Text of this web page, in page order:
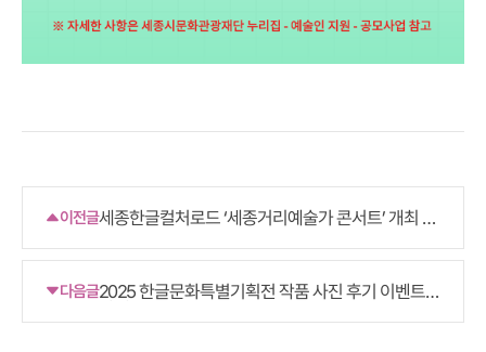
이전글세종한글컬처로드 ‘세종거리예술가 콘서트’ 개최 안
다음글2025 한글문화특별기획전 작품 사진 후기 이벤트